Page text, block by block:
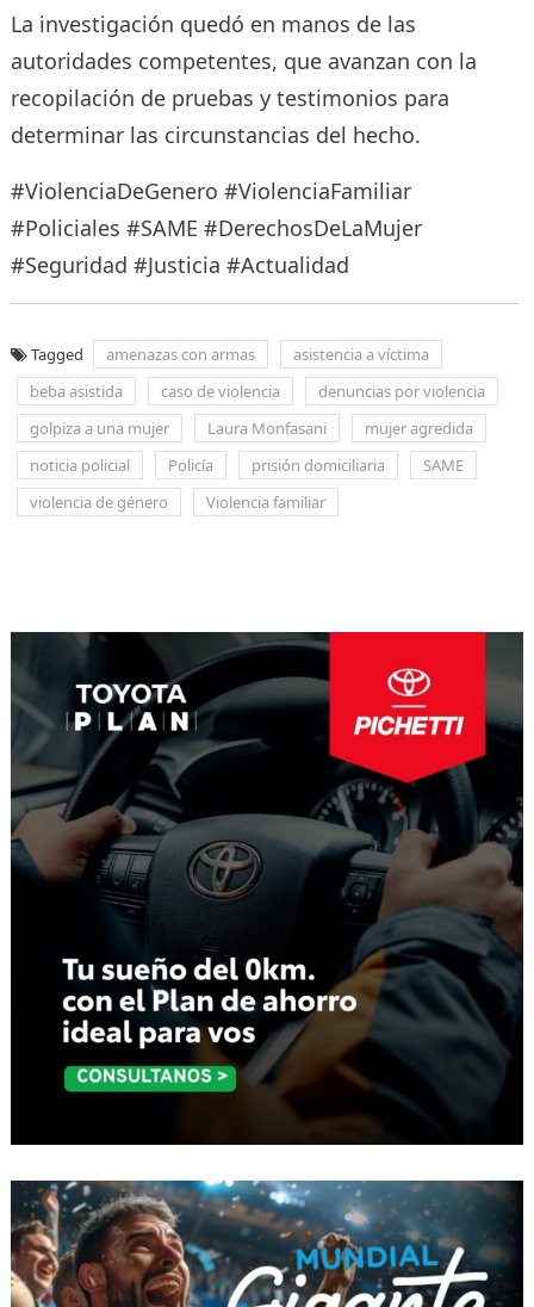
La investigación quedó en manos de las
autoridades competentes, que avanzan con la
recopilación de pruebas y testimonios para
determinar las circunstancias del hecho.
#ViolenciaDeGenero #ViolenciaFamiliar
#Policiales #SAME #DerechosDeLaMujer
#Seguridad #Justicia #Actualidad
Tagged amenazas con armas
asistencia a víctima
beba asistida
caso de violencia
denuncias por violencia
golpiza a una mujer
Laura Monfasani
mujer agredida
noticia policial
Policía prisión domiciliaria
SAME
violencia de género
Violencia familiar
entradas